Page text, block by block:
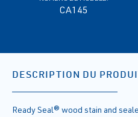
CA145
DESCRIPTION DU
Ready Seal® wood stain and